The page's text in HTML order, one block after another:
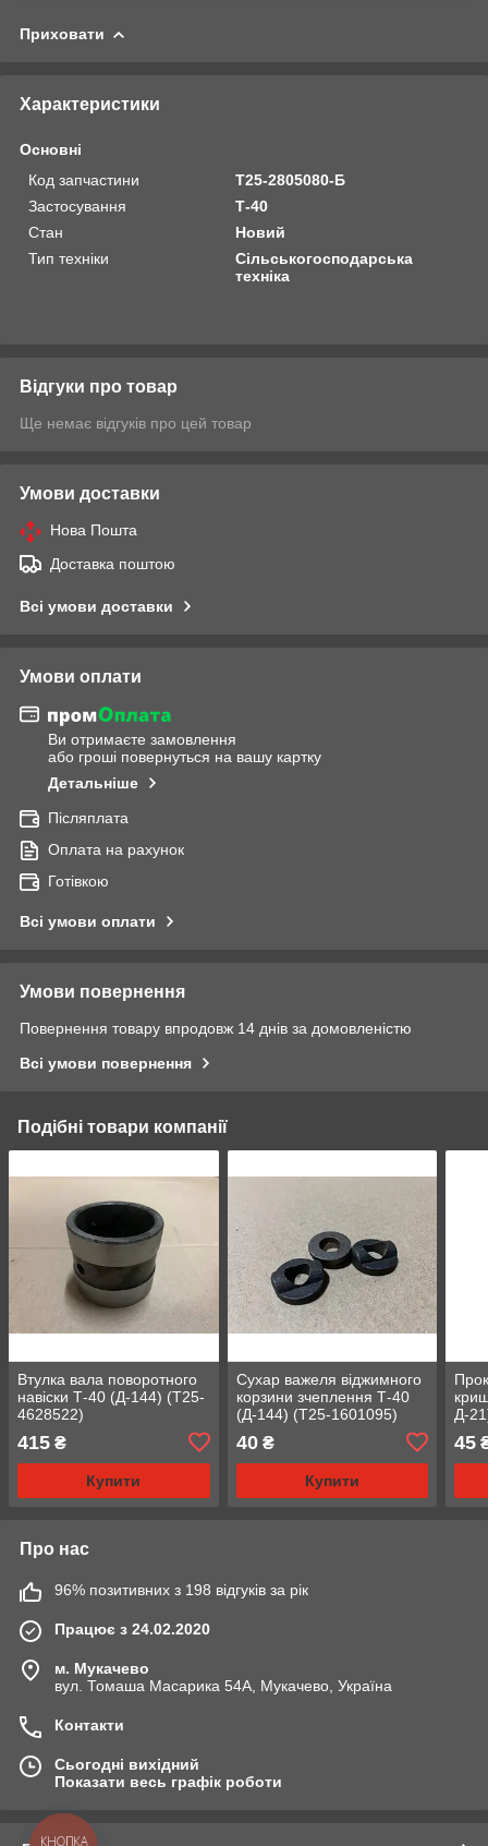
Приховати
Характеристики
Основні
Код запчастини
Т25-2805080-Б
Застосування
Т-40
Стан
Новий
Тип техніки
Сільськогосподарська
техніка
Відгуки про товар
Ще немає відгуків про цей товар
Умови доставки
Нова Пошта
Доставка поштою
Всі умови доставки
Умови оплати
Ви отримаєте замовлення
або гроші повернуться на вашу картку
Детальніше
Післяплата
Оплата на рахунок
Готівкою
Всі умови оплати
Умови повернення
Повернення товару впродовж 14 днів за домовленістю
Всі умови повернення
Подібні товари компанії
Втулка вала поворотного
навіски Т-40 (Д-144) (Т25-
4628522)
415 ₴
Купити
Сухар важеля віджимного
корзини зчеплення Т-40
(Д-144) (Т25-1601095)
40₴
Купити
Д-
45
Про нас
96% позитивних з 198 відгуків за рік
Працює з 24.02.2020
м. Мукачево
вул. Томаша Масарика 54А, Мукачево, Україна
Контакти
Сьогодні вихідний
Показати весь графік роботи
КНОПКА